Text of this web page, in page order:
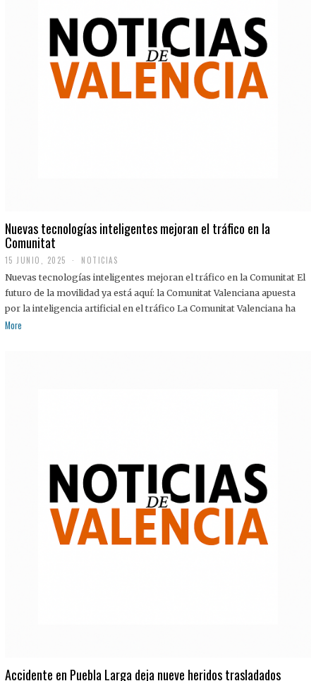
Nuevas tecnologías inteligentes mejoran el tráfico en la
Comunitat
15 JUNIO, 2025 NOTICIAS
Nuevas tecnologías inteligentes mejoran el tráfico en la Comunitat El
futuro de la movilidad ya está aquí: la Comunitat Valenciana apuesta
por la inteligencia artificial en el tráfico La Comunitat Valenciana ha
More
Accidente en Puebla Larga deja nueve heridos trasladados